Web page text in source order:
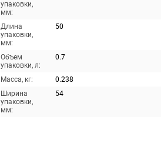
упаковки,
мм:
Длина
упаковки,
мм:
50
Объем
упаковки, л:
0.7
Масса, кг:
0.238
Ширина
упаковки,
мм:
54